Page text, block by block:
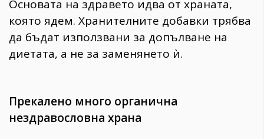
Основата на здравето идва от храната,
която ядем. Хранителните добавки трябва
да бъдат използвани за допълване на
диетата, а не за заменянето ѝ.
Прекалено много органична
нездравословна храна